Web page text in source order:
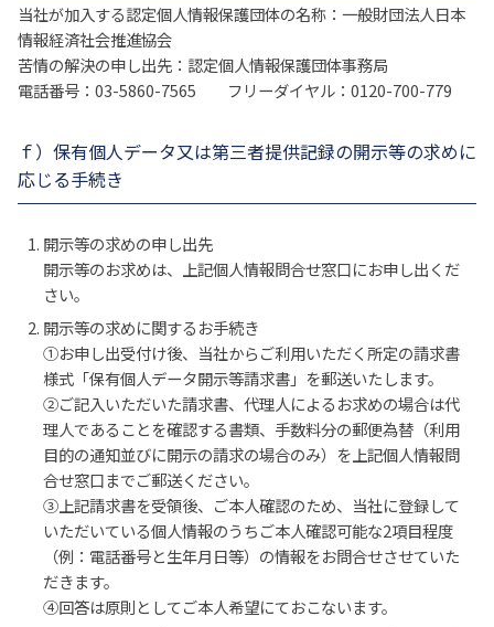
当社が加入する認定個人情報保護団体の名称：一般財団法人日本
情報経済社会推進協会
苦情の解決の申し出先：認定個人情報保護団体事務局
電話番号：03-5860-7565 フリーダイヤル：0120-700-779
ｆ）保有個人データ又は第三者提供記録の開示等の求めに
応じる手続き
開示等の求めの申し出先
開示等のお求めは、上記個人情報問合せ窓口にお申し出くだ
さい。
開示等の求めに関するお手続き
①お申し出受付け後、当社からご利用いただく所定の請求書
様式「保有個人データ開示等請求書」を郵送いたします。
②ご記入いただいた請求書、代理人によるお求めの場合は代
理人であることを確認する書類、手数料分の郵便為替（利用
目的の通知並びに開示の請求の場合のみ）を上記個人情報問
合せ窓口までご郵送ください。
③上記請求書を受領後、ご本人確認のため、当社に登録して
いただいている個人情報のうちご本人確認可能な2項目程度
（例：電話番号と生年月日等）の情報をお問合せさせていた
だきます。
④回答は原則としてご本人希望にておこないます。